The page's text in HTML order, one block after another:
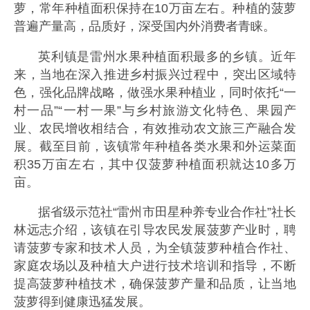
萝，常年种植面积保持在10万亩左右。种植的菠萝
普遍产量高，品质好，深受国内外消费者青睐。
英利镇是雷州水果种植面积最多的乡镇。近年
来，当地在深入推进乡村振兴过程中，突出区域特
色，强化品牌战略，做强水果种植业，同时依托“一
村一品”“一村一果”与乡村旅游文化特色、果园产
业、农民增收相结合，有效推动农文旅三产融合发
展。截至目前，该镇常年种植各类水果和外运菜面
积35万亩左右，其中仅菠萝种植面积就达10多万
亩。
据省级示范社“雷州市田星种养专业合作社”社长
林远志介绍，该镇在引导农民发展菠萝产业时，聘
请菠萝专家和技术人员，为全镇菠萝种植合作社、
家庭农场以及种植大户进行技术培训和指导，不断
提高菠萝种植技术，确保菠萝产量和品质，让当地
菠萝得到健康迅猛发展。